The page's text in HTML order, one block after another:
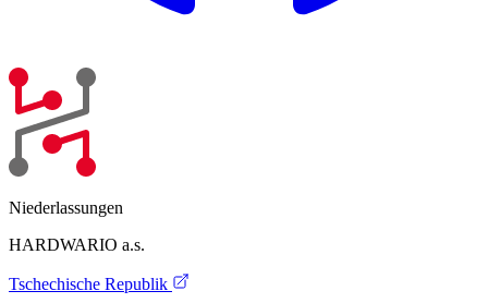
Niederlassungen
HARDWARIO a.s.
Tschechische Republik